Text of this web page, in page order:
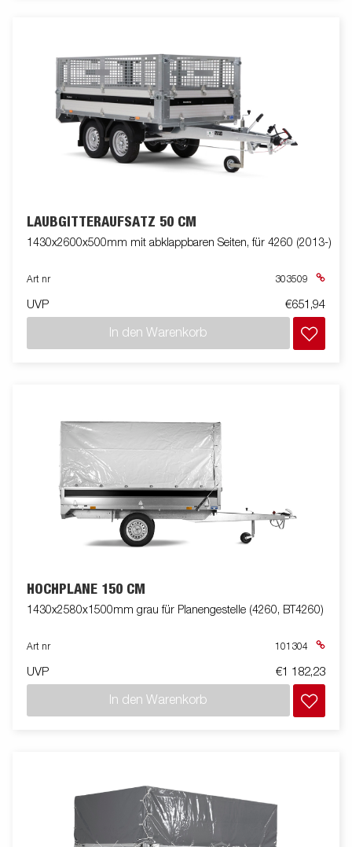
LAUBGITTERAUFSATZ 50 CM
1430x2600x500mm mit abklappbaren Seiten, für 4260 (2013-)
Art nr 303509
UVP €651,94
In den Warenkorb
HOCHPLANE 150 CM
1430x2580x1500mm grau für Planengestelle (4260, BT4260)
Art nr 101304
UVP €1 182,23
In den Warenkorb